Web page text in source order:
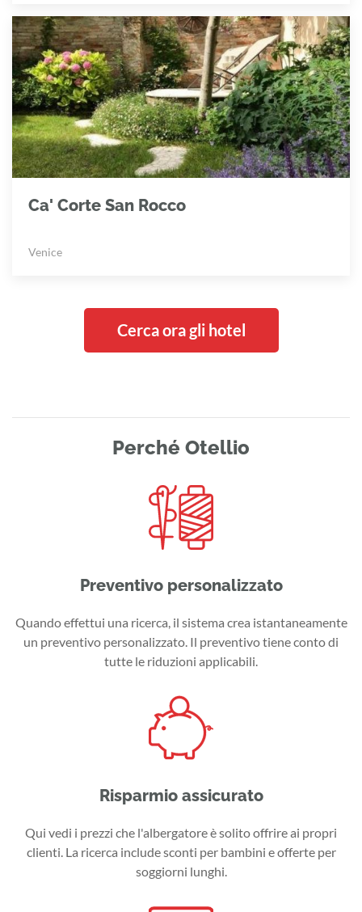
Ca' Corte San Rocco
Venice
Cerca ora gli hotel
Perché Otellio
Preventivo personalizzato
Quando effettui una ricerca, il sistema crea istantaneamente
un preventivo personalizzato. Il preventivo tiene conto di
tutte le riduzioni applicabili.
Risparmio assicurato
Qui vedi i prezzi che l'albergatore è solito offrire ai propri
clienti. La ricerca include sconti per bambini e offerte per
soggiorni lunghi.